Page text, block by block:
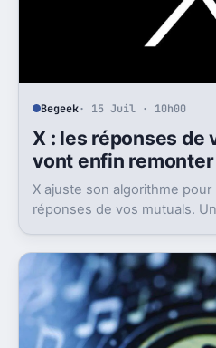
Begeek· 15 Juil · 10h00
X : les réponses de
vont enfin
X ajuste son algorithme
réponses de vos mutuals.